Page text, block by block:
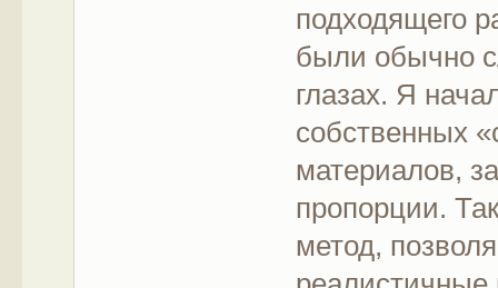
подходящего
были обычно
глазах. Я
собственных
материалов,
пропорции.
метод,